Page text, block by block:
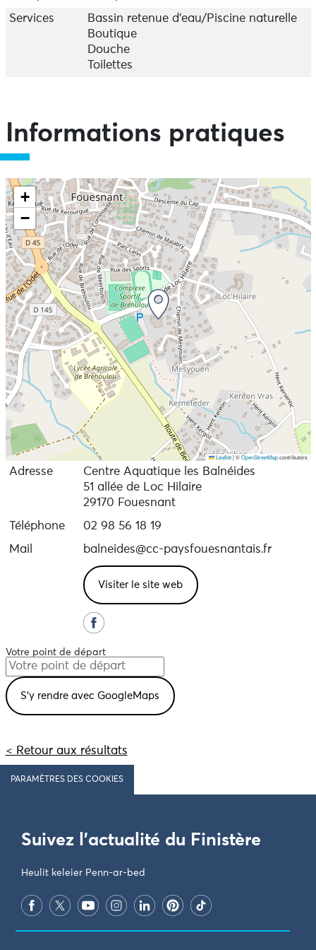
Ouvert toute l'année. Horaires selon périodes (consulter
fermé le 24,25 et 31/12 ; le 01/01 et le 01/05.
Services
Bassin retenue d'eau/Piscine naturelle
Boutique
Douche
Toilettes
Informations pratiques
+
−
Leaflet |©OpenStreetMapcontributors
Adresse
Centre Aquatique les Balnéides
51 allée de Loc Hilaire
29170 Fouesnant
Téléphone
02 98 56 18 19
Mail
balneides@cc-paysfouesnantais.fr
Visiter le site web
Votre point de départ
< Retour aux résultats
PARAMÈTRES DES COOKIES
Suivez l'actualité du Finistère
Heulit keleier Penn-ar-bed